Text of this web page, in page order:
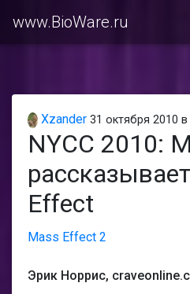
www.BioWare.ru
Xzander 31 октября 2010 в
NYCC 2010:
Effect
Mass Effect 2
Эрик Норрис,